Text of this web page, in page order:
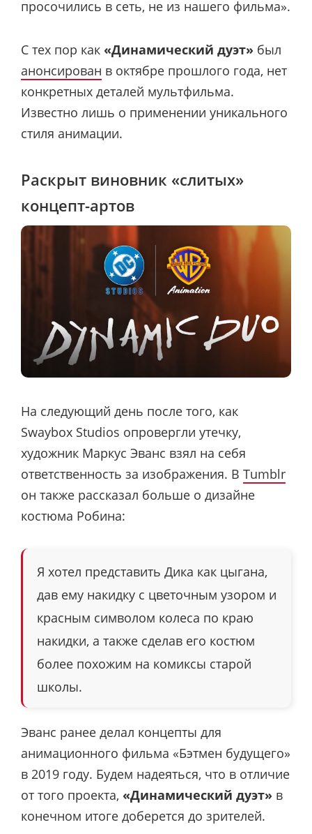
просочились в сеть, не из нашего фильма».
С тех пор как «Динамический дуэт» был
анонсирован в октябре прошлого года, нет
конкретных деталей мультфильма.
Известно лишь о применении уникального
стиля анимации.
Раскрыт виновник «слитых»
концепт-артов
На следующий день после того, как
Swaybox Studios опровергли утечку,
художник Маркус Эванс взял на себя
ответственность за изображения. В Tumblr
он также рассказал больше о дизайне
костюма Робина:
Я хотел представить Дика как цыгана,
дав ему накидку с цветочным узором и
красным символом колеса по краю
накидки, а также сделав его костюм
более похожим на комиксы старой
школы.
Эванс ранее делал концепты для
анимационного фильма «Бэтмен будущего»
в 2019 году. Будем надеяться, что в отличие
от того проекта, «Динамический дуэт» в
конечном итоге доберется до зрителей.